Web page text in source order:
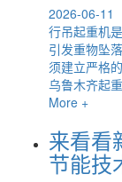
2026-06-11
行吊起重机
引发重物坠
须建立严格
乌鲁木齐起
More +
来看看
节能技